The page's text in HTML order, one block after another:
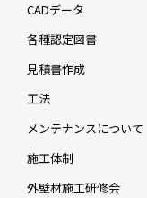
CADデータ
各種認定図書
見積書作成
工法
メンテナンスについて
施工体制
外壁材施工研修会